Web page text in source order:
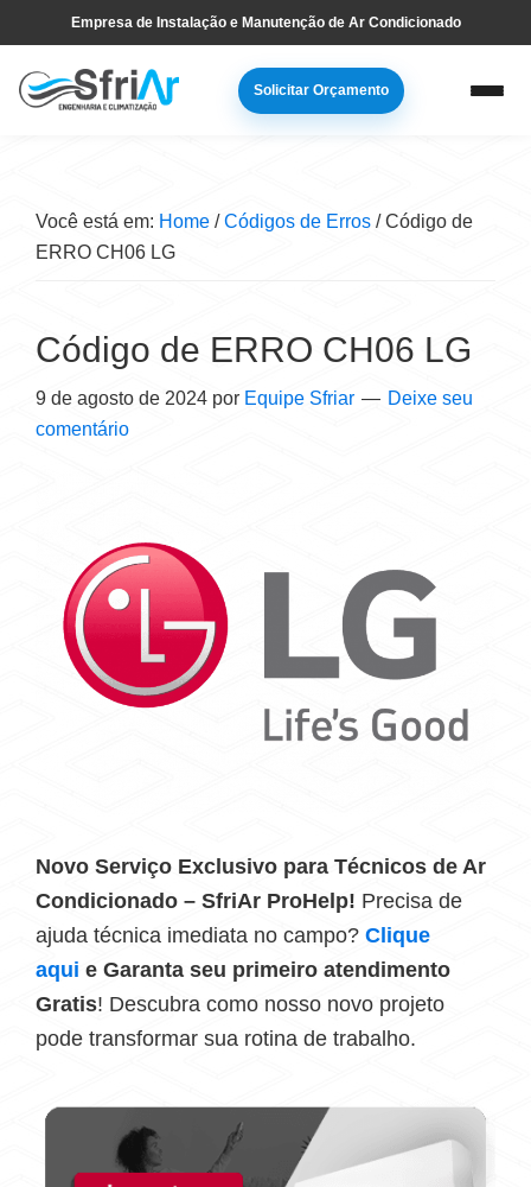
para
navegação
to
main
Empresa de Instalação e Manutenção de Ar Condicionado
Solicitar Orçamento
Você está em: Home / Códigos de Erros /Código de
ERRO CH06 LG
Código de ERRO CH06 LG
9 de agosto de 2024 por Equipe Sfriar
Deixe seu
comentário
Novo Serviço Exclusivo para Técnicos de Ar
Condicionado – SfriAr ProHelp! Precisa de
ajuda técnica imediata no campo? Clique
aqui e Garanta seu primeiro atendimento
Gratis! Descubra como nosso novo projeto
pode transformar sua rotina de trabalho.